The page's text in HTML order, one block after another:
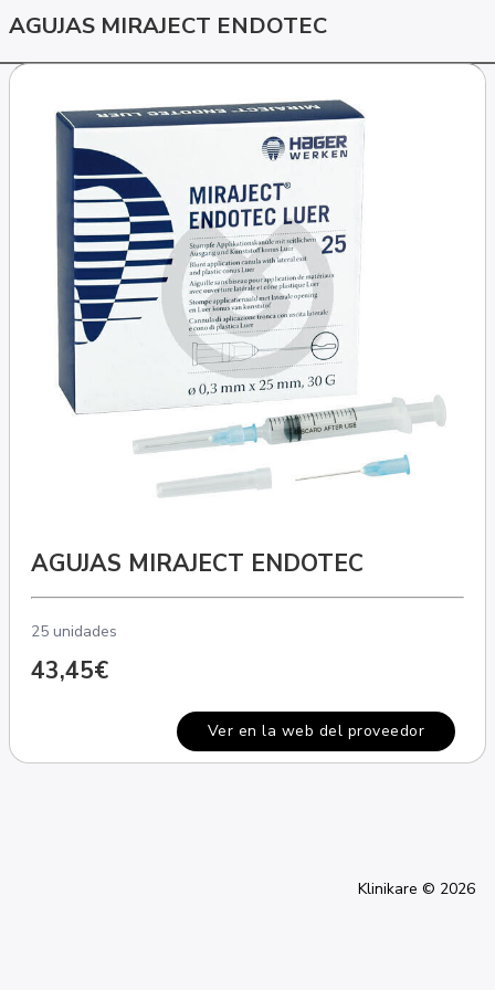
AGUJAS MIRAJECT ENDOTEC
AGUJAS MIRAJECT ENDOTEC
25 unidades
43,45€
Ver en la web del proveedor
Klinikare © 2026